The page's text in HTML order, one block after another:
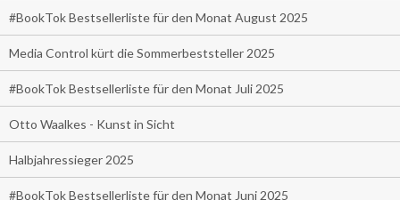
#BookTok Bestsellerliste für den Monat August 2025
Media Control kürt die Sommerbeststeller 2025
#BookTok Bestsellerliste für den Monat Juli 2025
Otto Waalkes - Kunst in Sicht
Halbjahressieger 2025
#BookTok Bestsellerliste für den Monat Juni 2025